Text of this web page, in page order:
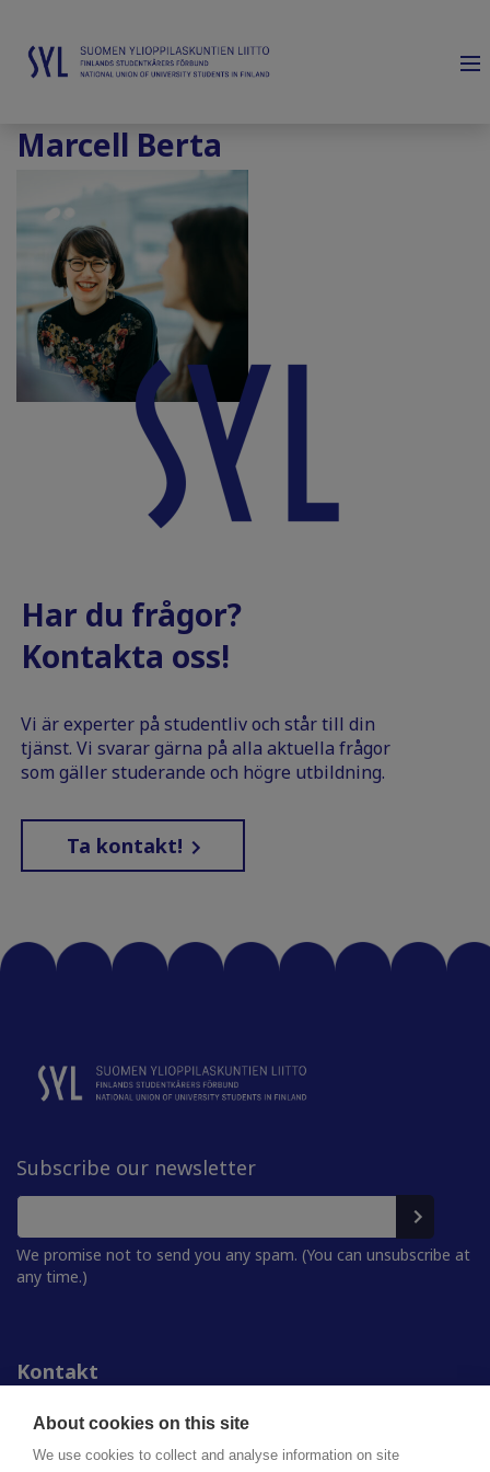
About cookies on this site
We use cookies to collect and analyse information on site
Marcell Berta
Har du frågor?
Kontakta oss!
Vi är experter på studentliv och står till din
tjänst. Vi svarar gärna på alla aktuella frågor
som gäller studerande och högre utbildning.
Ta kontakt!
Subscribe our newsletter
We promise not to send you any spam. (You can unsubscribe at
any time.)
Kontakt
För media
Studentkårerna